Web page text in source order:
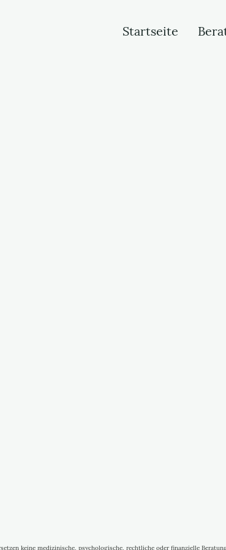
Startseite
keine medizinische, psychologische, rechtliche oder finanzielle